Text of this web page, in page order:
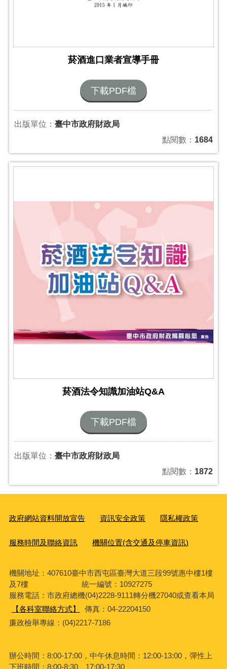
菸酒進口業者宣導手冊
下載PDF檔
出版單位： 臺中市政府財政局
點閱數： 1684
菸酒法令知識加油站Q&A
下載PDF檔
出版單位： 臺中市政府財政局
點閱數： 1872
政府網站資料開放宣告 資訊安全政策 隱私權政策
服務時間及聯絡資訊 機關位置(含交通及停車資訊)
機關地址：407610臺中市西屯區臺灣大道三段99號惠中樓1樓
及7樓 統一編號：10927275
服務電話：市政府總機(04)2228-9111轉分機27040或查看本局
【各科室聯絡方式】
傳真：04-22204150
廉政檢舉專線：(04)2217-7186
辦公時間：8:00-17:00，中午休息時間：12:00-13:00，彈性上
下班時間：8:00-8:30、17:00-17:30